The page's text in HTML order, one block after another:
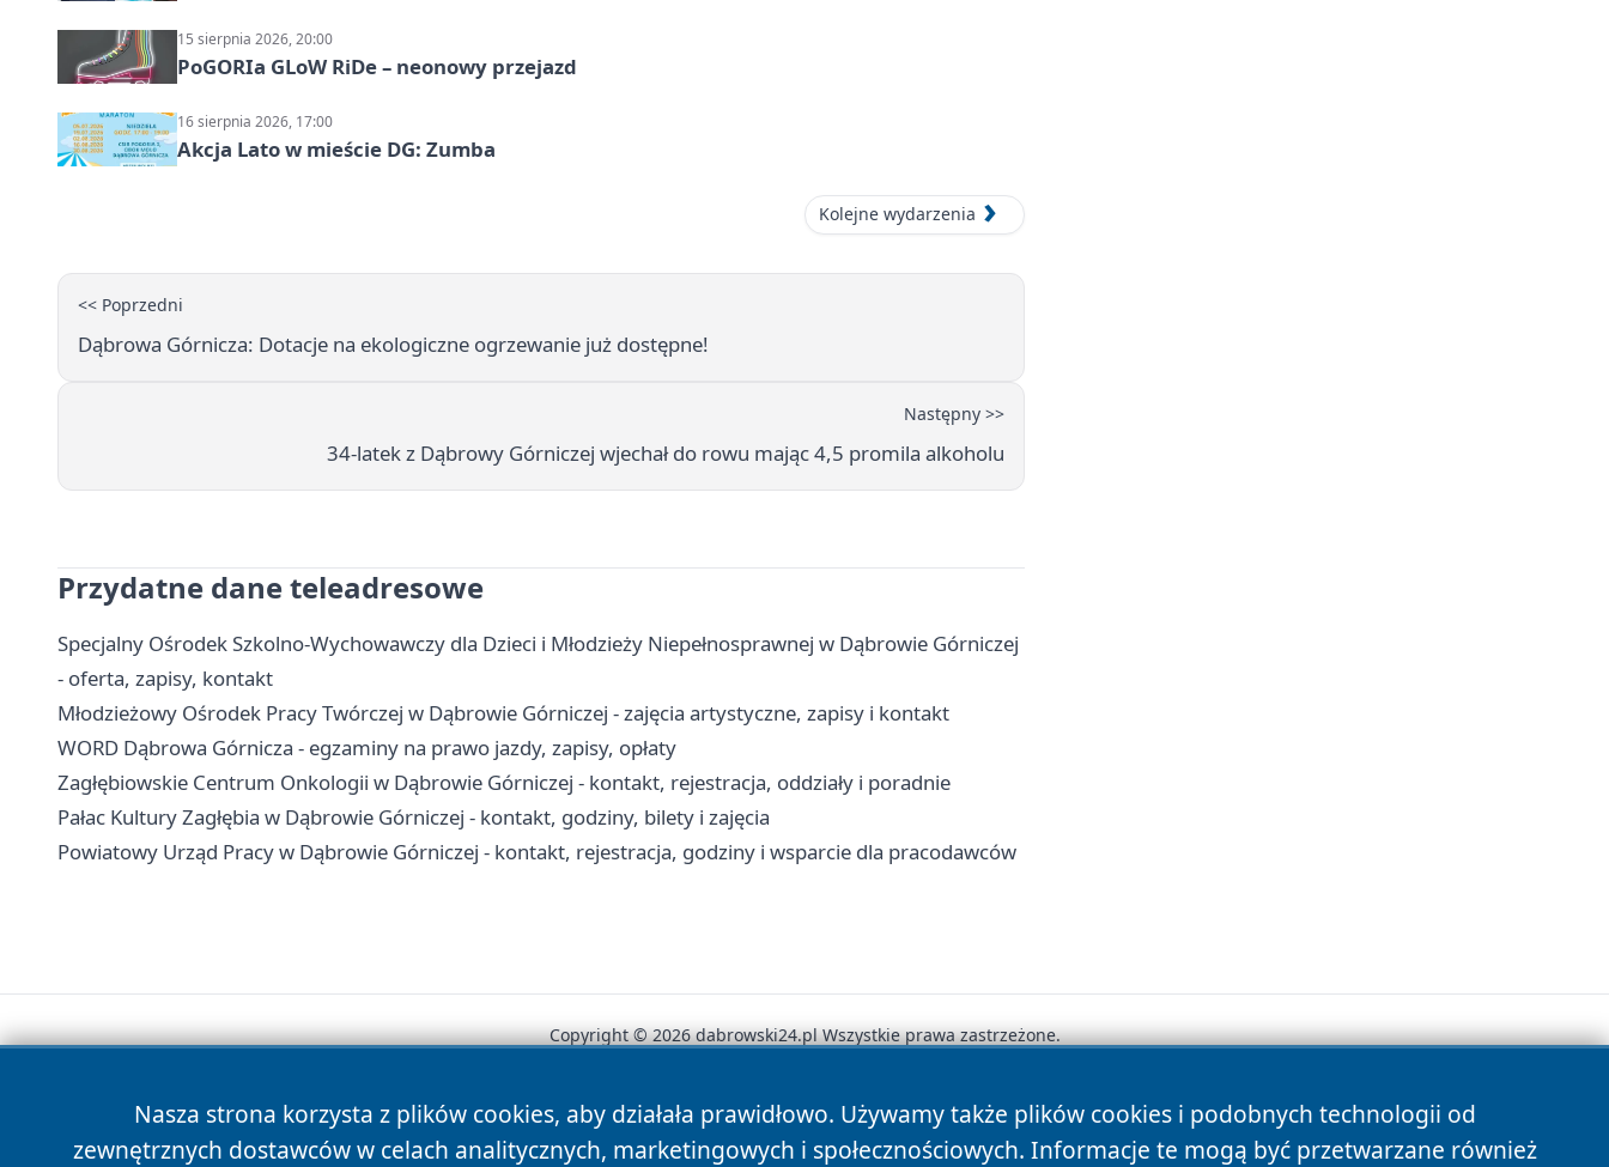
15 sierpnia 2026, 20:00
PoGORIa GLoW RiDe – neonowy przejazd
16 sierpnia 2026, 17:00
Akcja Lato w mieście DG: Zumba
Kolejne wydarzenia
<< Poprzedni
Dąbrowa Górnicza: Dotacje na ekologiczne ogrzewanie już dostępne!
Następny >>
34-latek z Dąbrowy Górniczej wjechał do rowu mając 4,5 promila alkoholu
Przydatne dane teleadresowe
Specjalny Ośrodek Szkolno-Wychowawczy dla Dzieci i Młodzieży Niepełnosprawnej w Dąbrowie Górniczej
- oferta, zapisy, kontakt
Młodzieżowy Ośrodek Pracy Twórczej w Dąbrowie Górniczej - zajęcia artystyczne, zapisy i kontakt
WORD Dąbrowa Górnicza - egzaminy na prawo jazdy, zapisy, opłaty
Zagłębiowskie Centrum Onkologii w Dąbrowie Górniczej - kontakt, rejestracja, oddziały i poradnie
Pałac Kultury Zagłębia w Dąbrowie Górniczej - kontakt, godziny, bilety i zajęcia
Powiatowy Urząd Pracy w Dąbrowie Górniczej - kontakt, rejestracja, godziny i wsparcie dla pracodawców
Nasza strona korzysta z plików cookies, aby działała prawidłowo. Używamy także plików cookies i podobnych technologii od
zewnętrznych dostawców w celach analitycznych, marketingowych i społecznościowych. Informacje te mogą być przetwarzane również
Copyright © 2026 dabrowski24.pl Wszystkie prawa zastrzeżone.
News Autorzy Polityka Prywatności Polityka Cookies